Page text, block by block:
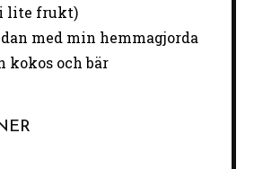
i lite frukt)
med min hemmagjorda
kokos och bär